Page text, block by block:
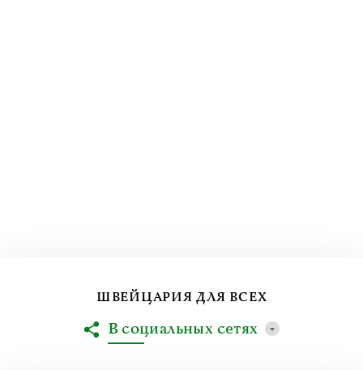
ШВЕЙЦАРИЯ ДЛЯ ВСЕХ
В социальных сетях